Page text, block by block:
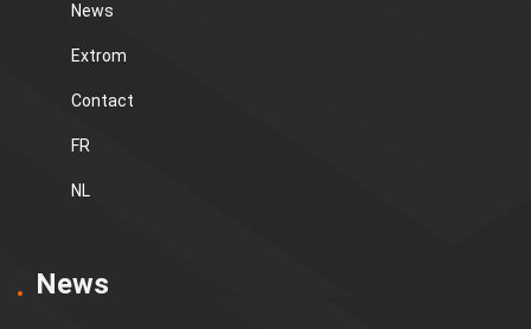
News
Extrom
Contact
FR
NL
News